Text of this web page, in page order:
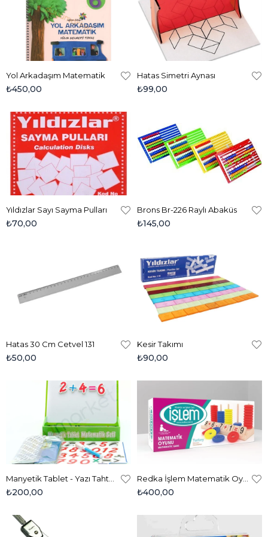
Yol Arkadaşım Matematik
₺450,00
Hatas Simetri Aynası
₺99,00
Yıldızlar Sayı Sayma Pulları
₺70,00
Brons Br-226 Raylı Abaküs
₺145,00
Hatas 30 Cm Cetvel 131
₺50,00
Kesir Takımı
₺90,00
₺200,00 ₺400,00